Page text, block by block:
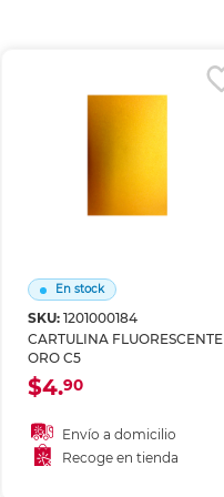
En stock
SKU: 1201000184
CARTULINA FLUORESCENTE
ORO C5
$4.90
Envío a domicilio
Recoge en tienda